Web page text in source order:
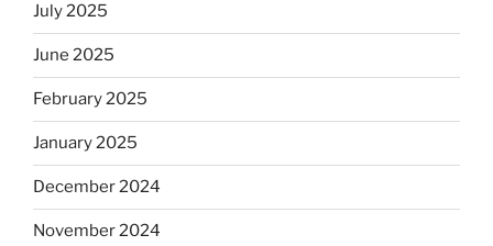
July 2025
June 2025
February 2025
January 2025
December 2024
November 2024